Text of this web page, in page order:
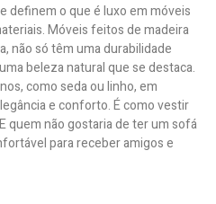
definem o que é luxo em móveis
Móveis feitos de madeira
não só têm uma durabilidade
beleza natural que se destaca.
como seda ou linho, em
e conforto. É como vestir
quem não gostaria de ter um sofá
para receber amigos e